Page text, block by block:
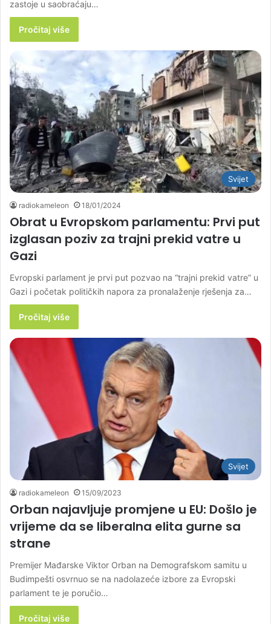
zastoje u saobraćaju…
Pročitaj više
Svijet
radiokameleon 18/01/2024
Obrat u Evropskom parlamentu: Prvi put
izglasan poziv za trajni prekid vatre u
Gazi
Evropski parlament je prvi put pozvao na “trajni prekid vatre” u
Gazi i početak političkih napora za pronalaženje rješenja za…
Pročitaj više
Svijet
radiokameleon 15/09/2023
Orban najavljuje promjene u EU: Došlo je
vrijeme da se liberalna elita gurne sa
strane
Premijer Mađarske Viktor Orban na Demografskom samitu u
Budimpešti osvrnuo se na nadolazeće izbore za Evropski
parlament te je poručio…
Pročitaj više